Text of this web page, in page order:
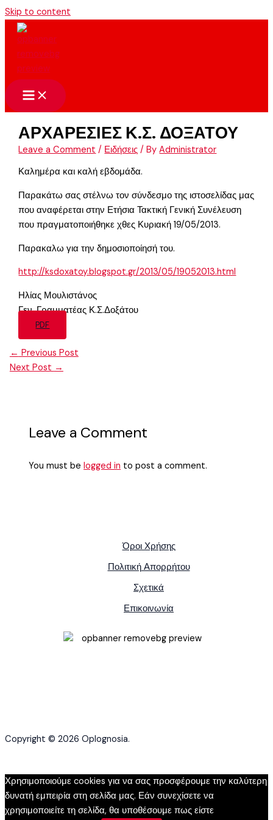
Skip to content
ΑΡΧΑΡΕΣΙΕΣ Κ.Σ. ΔΟΞΑΤΟΥ
Leave a Comment / Ειδήσεις / ByAdministrator
Καλημέρα και καλή εβδομάδα.
Παρακάτω σας στέλνω τον σύνδεσμο της ιστοσελίδας μας
που αναφέρεται στην Ετήσια Τακτική Γενική Συνέλευση
που πραγματοποιήθηκε χθες Κυριακή 19/05/2013.
Παρακαλω για την δημοσιοποίησή του.
http://ksdoxatoy.blogspot.gr/2013/05/19052013.html
Ηλίας Μουλιστάνος
Γεν. Γραμματέας Κ.Σ.Δοξάτου
PDF
← Previous Post
Next Post →
Leave a Comment
You must belogged in to post a comment.
Όροι Χρήσης
Πολιτική Απορρήτου
Σχετικά
Επικοινωνία
Copyright © 2026 Oplognosia.
Χρησιμοποιούμε cookies για να σας προσφέρουμε την καλύτερη
δυνατή εμπειρία στη σελίδα μας. Εάν συνεχίσετε να
χρησιμοποιείτε τη σελίδα, θα υποθέσουμε πως είστε